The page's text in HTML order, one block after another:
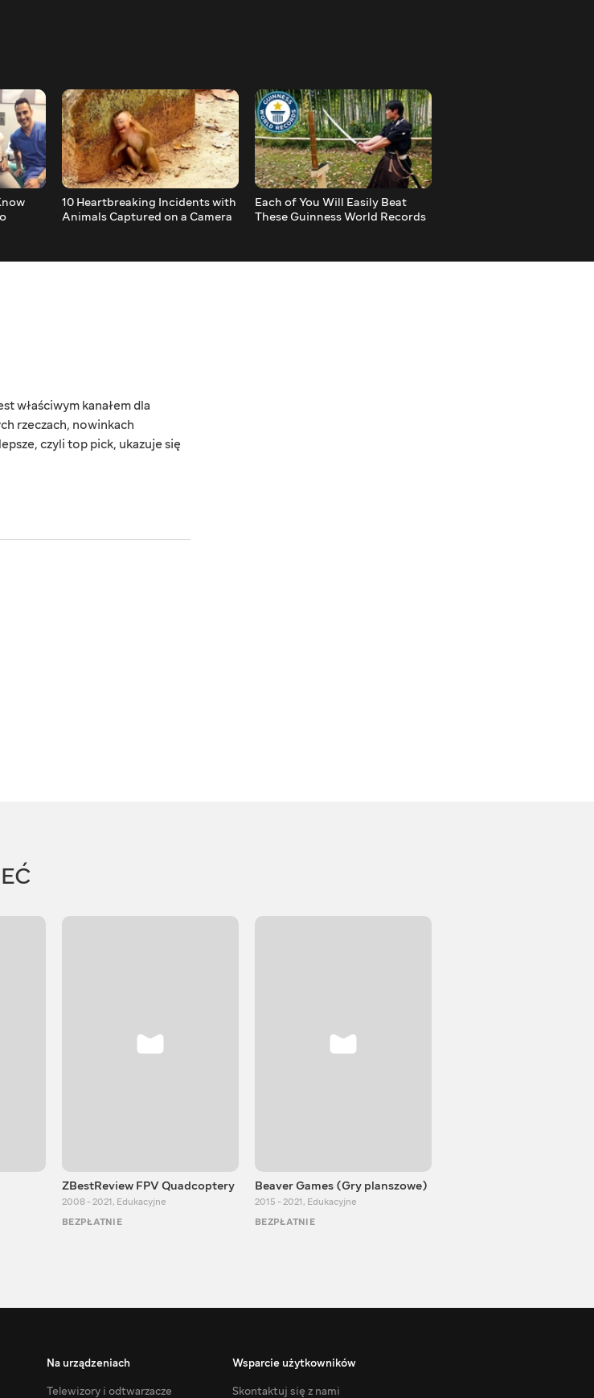
10 Heartbreaking Incidents with
Animals Captured on a Camera
Each of You Will Easily Beat
These Guinness World Records
właściwym kanałem dla
rzeczach, nowinkach
czyli top pick, ukazuje się
ZBestReview FPV Quadcoptery
2008 - 2021, Edukacyjne
BEZPŁATNIE
Beaver Games (Gry planszowe)
2015 - 2021, Edukacyjne
BEZPŁATNIE
Na urządzeniach
Telewizory i odtwarzacze
Wsparcie użytkowników
Skontaktuj się z nami